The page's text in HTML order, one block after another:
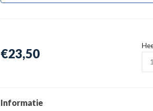
€23,50
Informatie